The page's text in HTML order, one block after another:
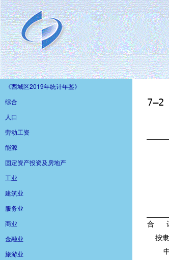
《西城区2019年统计年鉴》
综合
人口
劳动工资
能源
固定资产投资及房地产
工业
建筑业
服务业
商业
金融业
旅游业